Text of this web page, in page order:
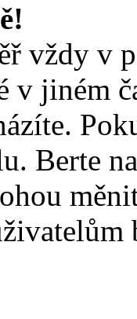
vždy v
v jiném
Berte